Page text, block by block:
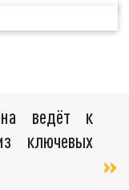
ведёт к
ключевых